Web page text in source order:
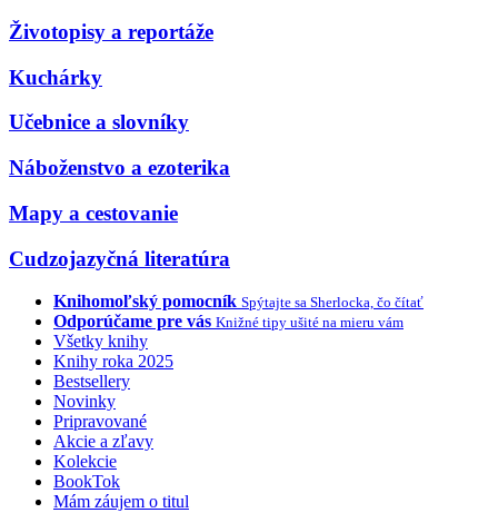
Životopisy a reportáže
Kuchárky
Učebnice a slovníky
Náboženstvo a ezoterika
Mapy a cestovanie
Cudzojazyčná literatúra
Knihomoľský pomocník Spýtajte sa Sherlocka, čo čítať
Odporúčame pre vás Knižné tipy ušité na mieru vám
Všetky knihy
Knihy roka 2025
Bestsellery
Novinky
Pripravované
Akcie a zľavy
Kolekcie
BookTok
Mám záujem o titul